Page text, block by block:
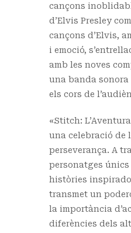
cançons
d’Elvis Presley
cançons d’Elvis,
i emoció,
amb les noves
una banda sonora
els cors de
«Stitch:
una celebració de
perseverança. A
personatges únics
històries
transmet un
la importància
diferències dels